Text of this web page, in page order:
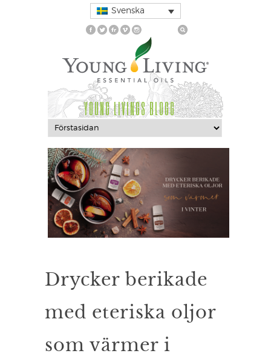
Svenska
YOUNG LIVINGS BLOGG
Drycker berikade
med eteriska oljor
som värmer i